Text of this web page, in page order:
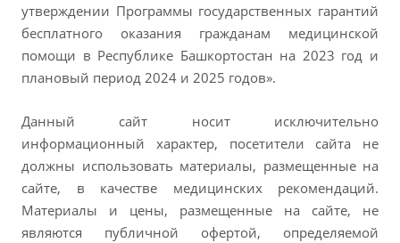
утверждении Программы государственных гарантий
бесплатного оказания гражданам медицинской
помощи в Республике Башкортостан на 2023 год и
плановый период 2024 и 2025 годов».
Данный сайт носит исключительно
информационный характер, посетители сайта не
должны использовать материалы, размещенные на
сайте, в качестве медицинских рекомендаций.
Материалы и цены, размещенные на сайте, не
являются публичной офертой, определяемой